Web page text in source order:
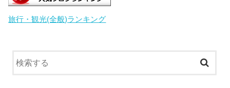
旅行・観光(全般)ランキング